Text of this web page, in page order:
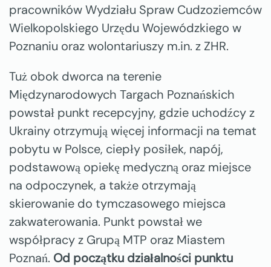
pracowników Wydziału Spraw Cudzoziemców
Wielkopolskiego Urzędu Wojewódzkiego w
Poznaniu oraz wolontariuszy m.in. z ZHR.
Tuż obok dworca na terenie
Międzynarodowych Targach Poznańskich
powstał punkt recepcyjny, gdzie uchodźcy z
Ukrainy otrzymują więcej informacji na temat
pobytu w Polsce, ciepły posiłek, napój,
podstawową opiekę medyczną oraz miejsce
na odpoczynek, a także otrzymają
skierowanie do tymczasowego miejsca
zakwaterowania. Punkt powstał we
współpracy z Grupą MTP oraz Miastem
Poznań. Od początku działalności punktu